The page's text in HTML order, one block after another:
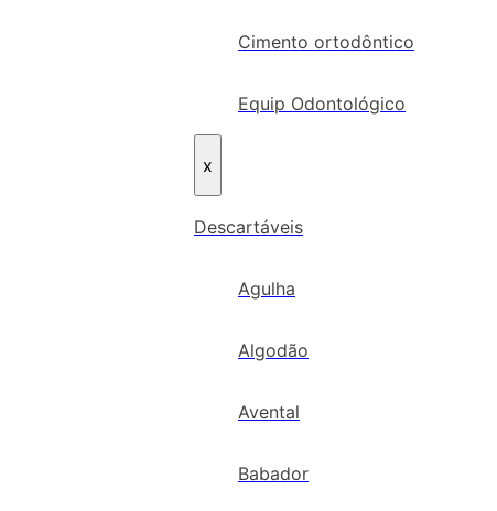
Cimento ortodôntico
Equip Odontológico
x
Descartáveis
Agulha
Algodão
Avental
Babador